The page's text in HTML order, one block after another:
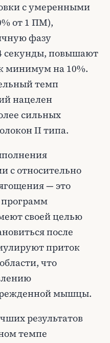
с умеренными
от 1 ПМ),
фазу
секунды, повышают
минимум на 10%.
темп
нацелен
сильных
II типа.
с относительно
— это
своей целью
после
приток
что
мышцы.
результатов
темпе